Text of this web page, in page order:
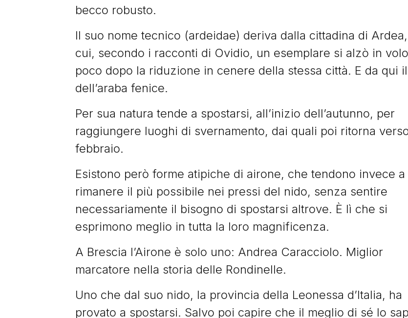
becco robusto.
Il suo nome tecnico (ardeidae) deriva dalla cittadina di
cui, secondo i racconti di Ovidio, un esemplare si alzò in
poco dopo la riduzione in cenere della stessa città. E da qui
dell’araba fenice.
Per sua natura tende a spostarsi, all’inizio dell’autunno, per
raggiungere luoghi di svernamento, dai quali poi ritorna
febbraio.
Esistono però forme atipiche di airone, che tendono invece a
rimanere il più possibile nei pressi del nido, senza sentire
necessariamente il bisogno di spostarsi altrove. È lì che si
esprimono meglio in tutta la loro magnificenza.
A Brescia l’Airone è solo uno: Andrea Caracciolo. Miglior
marcatore nella storia delle Rondinelle.
Uno che dal suo nido, la provincia della Leonessa d’Italia, ha
provato a spostarsi. Salvo poi capire che il meglio di sé lo